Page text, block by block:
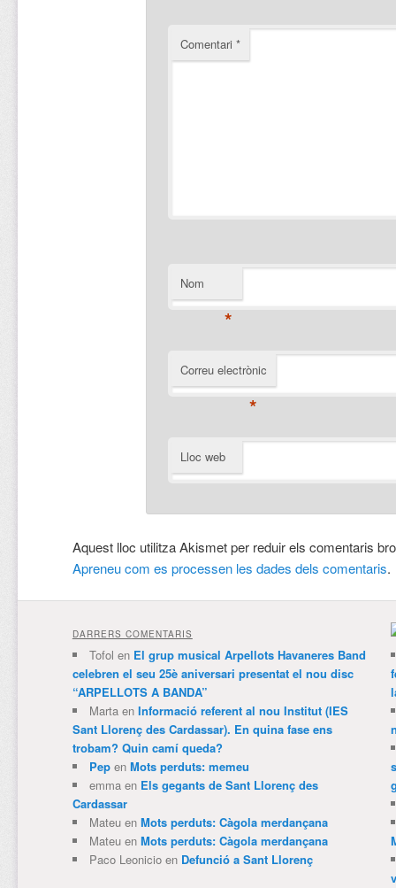
Comentari *
Nom
*
Correu electrònic
*
Lloc web
Aquest lloc utilitza Akismet per reduir els comentaris
Apreneu com es processen les dades dels comentaris.
DARRERS COMENTARIS
Tofol en El grup musical Arpellots Havaneres Band
celebren el seu 25è aniversari presentat el nou disc
“ARPELLOTS A BANDA”
Martaen Informació referent al nou Institut (IES
Sant Llorenç des Cardassar). En quina fase ens
trobam? Quin camí queda?
Pepen Mots perduts: memeu
emmaen Els gegants de Sant Llorenç des
Cardassar
Mateuen Mots perduts: Càgola merdançana
Mateuen Mots perduts: Càgola merdançana
Paco Leonicioen Defunció a Sant Llorenç